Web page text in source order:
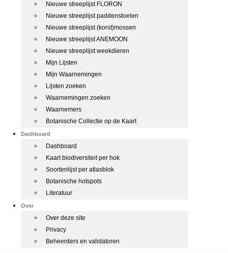
Nieuwe streeplijst FLORON
Nieuwe streeplijst paddenstoelen
Nieuwe streeplijst (korst)mossen
Nieuwe streeplijst ANEMOON
Nieuwe streeplijst weekdieren
Mijn Lijsten
Mijn Waarnemingen
Lijsten zoeken
Waarnemingen zoeken
Waarnemers
Botanische Collectie op de Kaart
Dashboard
Dashboard
Kaart biodiversiteit per hok
Soortenlijst per atlasblok
Botanische hotspots
Literatuur
Over
Over deze site
Privacy
Beheerders en validatoren